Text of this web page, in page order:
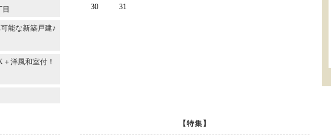
能な新築戸建♪
洋風和室付！
30
31
【特集】